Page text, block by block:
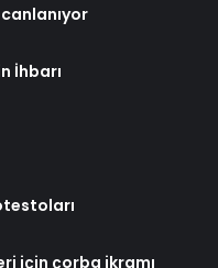
canlanıyor
İhbarı
için çorba ikramı